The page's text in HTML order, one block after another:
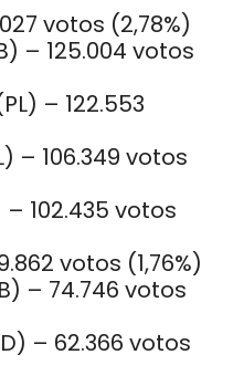
votos (2,78%)
– 125.004 votos
– 122.553
– 106.349 votos
102.435 votos
votos (1,76%)
– 74.746 votos
– 62.366 votos